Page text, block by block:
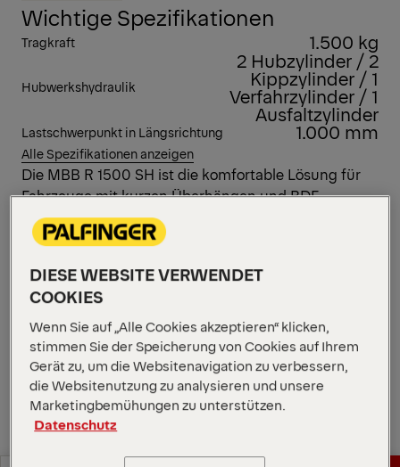
Wichtige Spezifikationen
Tragkraft 1.500 kg
Hubwerkshydraulik
2 Hubzylinder / 2
Kippzylinder / 1
Verfahrzylinder / 1
Ausfaltzylinder
Lastschwerpunkt in Längsrichtung 1.000 mm
Alle Spezifikationen anzeigen
Die MBB R 1500 SH ist die komfortable Lösung für
Fahrzeuge mit kurzen Überhängen und BDF-
Aufbauten. Die doppelt gefaltete Plattform wird
vollständig hydraulisch ein- und ausgefaltet –
Ideal für effiziente Abläufe bei beengten
Einbausituationen.
Angebot anfordern
Angebot anfordern
Vertriebspartner finden
Vertriebspartner finden
DIESE WEBSITE VERWENDET
COOKIES
Wenn Sie auf „Alle Cookies akzeptieren“ klicken,
stimmen Sie der Speicherung von Cookies auf Ihrem
Gerät zu, um die Websitenavigation zu verbessern,
die Websitenutzung zu analysieren und unsere
Marketingbemühungen zu unterstützen.
Datenschutz